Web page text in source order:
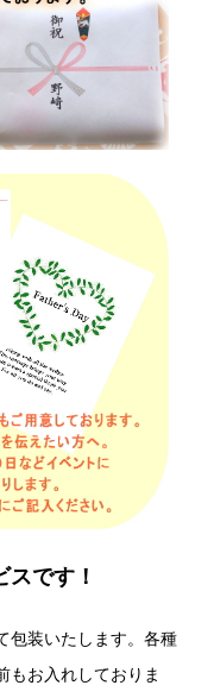
です！
包装いたします。各種
もお入れしておりま